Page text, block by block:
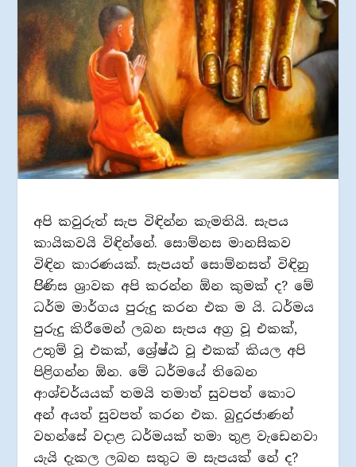
අපි කවුරුත් සැප විඳින්න කැමතියි. සැපය
කායිකවයි විඳින්නේ. සොම්නස මානසිකව
විඳින කාරණයක්. සැපයත් සොම්නසත් විඳිනු
පිිණිස ශ‍්‍රාවක අපි කරන්න ඕන කුමක් ද? මේ
ධර්ම මාර්ගය පුරුදු කරන එක ම යි. ධර්මය
පුරුදු කිරීමෙන් ලබන සැපය අග‍්‍ර වූ එකක්,
උතුම් වූ එකක්, ශ්‍රේෂ්ඨ වූ එකක් කියල අපි
පිළිගන්න ඕන. මේ ධර්මයේ තිබෙන
ආශ්චර්යයක් තමයි තමාත් සුවපත් කොට
අන් අයත් සුවපත් කරන එක. බුදුරජාණන්
වහන්සේ වදාළ ධර්මයක් තමා තුළ වැඩෙනවා
යැයි දැකල ලබන සතුට ම සැපයක් නේ ද?